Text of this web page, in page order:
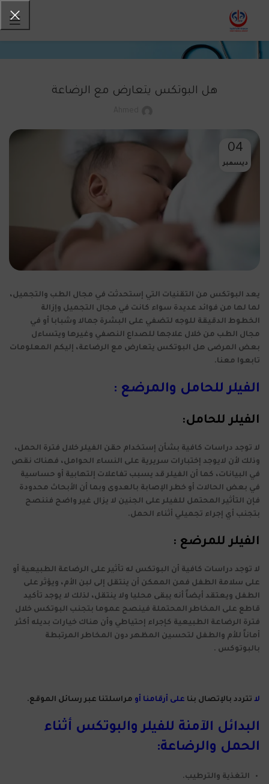
هل البوتكس يتعارض مع الرضاعة
04
ديسمبر
يعد البوتكس من التقنيات التي إستحدثت في مجال الطب والتجميل،
لما لها من فوائد عديدة سواء كانت في مجال التجميل وإزالة
الخطوط الدقيقة للوجه لتضفي على البشرة جمالا وشبابا أو في
مجال الطب من خلال علاجها للصداع النصفي وغيرها ويتساءل
بعض المرضى هل البوتكس يتعارض مع الرضاعة، إليكم المعلومات
تابعوا معنا.
الفيلر للحامل والمرضع :
الفيلر للحامل:
لا توجد دراسات كافية بشأن إستخدام حقن الفيلر خلال فترة الحمل،
وذلك لأن لايوجد إختبارات سريرية على النساء الحوامل، فهناك نقص
في البيانات، كما أن الفيلر قد يسبب تفاعلات إلتهابية أو حساسية
في بعض الحالات أو خطر الإصابة بالعدوى وبما أن الأبحاث محدودة
فإن التأثير المحتمل للفيلر على الجنين لا يزال غير واضح فننصح
بتجنب أي إجراء تجميلي أثناء الحمل.
الفيلر للمرضع :
لا توجد دراسات كافية أن البوتكس له تأثير على الرضاعة الطبيعية أو
على سلامة الطفل فمن الممكن أن ينتقل إلى لبن الأم، ويؤثر على
الطفل ويعتقد أيضاً أنه يبقى محليا ولا ينتقل، لذلك لا يوجد تأكيد
قاطع على المخاطر المحتملة فينصح عموما بتجنب البوتكس خلال
فترة الرضاعة الطبيعية كإجراء إحتياطي وأن هناك خيارات بديله أكثر
أماناً للأم والطفل لتحسين المظهر دون المخاطر المرتبطة
بالبوتوكس .
لا تتردد بالإتصال بنا على أرقامنا أو مراسلتنا عبر رسائل الموقع.
البدائل الآمنة للفيلر والبوتكس أثناء
الحمل والرضاعة:
التغذية والترطيب.